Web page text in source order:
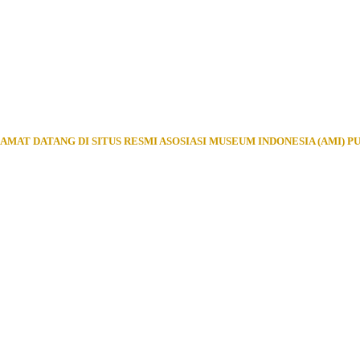
DATANG DI SITUS RESMI ASOSIASI MUSEUM INDONESIA (AMI)